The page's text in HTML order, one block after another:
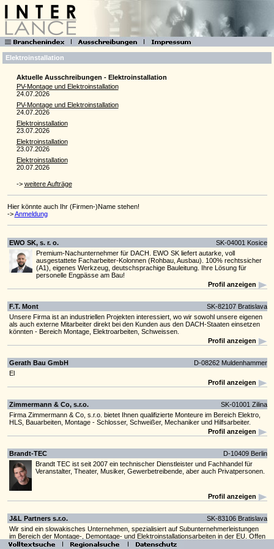
Elektroinstallation
Aktuelle Ausschreibungen - Elektroinstallation
PV-Montage und Elektroinstallation
24.07.2026
PV-Montage und Elektroinstallation
24.07.2026
Elektroinstallation
23.07.2026
Elektroinstallation
23.07.2026
Elektroinstallation
20.07.2026
-> weitere Aufträge
Hier könnte auch Ihr (Firmen-)Name stehen!
->Anmeldung
EWO SK, s. r. o.
SK-04001 Kosice
Premium-Nachunternehmer für DACH. EWO SK liefert autarke, voll
ausgestattete Facharbeiter-Kolonnen (Rohbau, Ausbau). 100% rechtssicher
(A1), eigenes Werkzeug, deutschsprachige Bauleitung. Ihre Lösung für
personelle Engpässe am Bau!
Profil anzeigen
F.T. Mont
SK-82107 Bratislava
Unsere Firma ist an industriellen Projekten interessiert, wo wir sowohl unsere eigenen
als auch externe Mitarbeiter direkt bei den Kunden aus den DACH-Staaten einsetzen
könnten - Bereich Montage, Elektroarbeiten, Schweissen.
Profil anzeigen
Gerath Bau GmbH
D-08262 Muldenhammer
El
Profil anzeigen
Zimmermann & Co, s.r.o.
SK-01001 Zilina
Firma Zimmermann & Co, s.r.o. bietet Ihnen qualifizierte Monteure im Bereich Elektro,
HLS, Bauarbeiten, Montage - Schlosser, Schweißer, Mechaniker und Hilfsarbeiter.
Profil anzeigen
Brandt-TEC
D-10409 Berlin
Brandt TEC ist seit 2007 ein technischer Dienstleister und Fachhandel für
Veranstalter, Theater, Musiker, Gewerbetreibende, aber auch Privatpersonen.
Profil anzeigen
J&L Partners s.r.o.
SK-83106 Bratislava
Wir sind ein slowakisches Unternehmen, spezialisiert auf Subunternehmerleistungen
im Bereich der Montage-, Demontage- und Elektroinstallationsarbeiten in der EU. Offen
für langfristige und kurzfristige Zusammenarbeit, suchen wir Partner.